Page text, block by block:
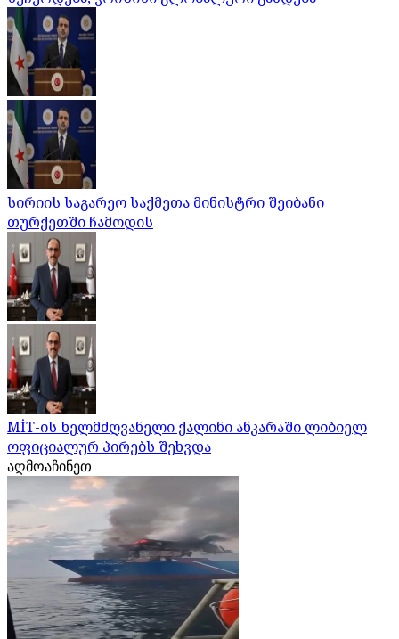
სირიის საგარეო საქმეთა მინისტრი შეიბანი
თურქეთში ჩამოდის
MİT-ის ხელმძღვანელი ქალინი ანკარაში ლიბიელ
ოფიციალურ პირებს შეხვდა
აღმოაჩინეთ